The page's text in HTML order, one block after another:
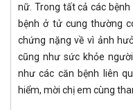
nữ. Trong tất cả các
bệnh ở tử cung thường
chứng nặng về vì ảnh
cũng như sức khỏe
như các căn bệnh liên
hiểm, mời chị em cùng